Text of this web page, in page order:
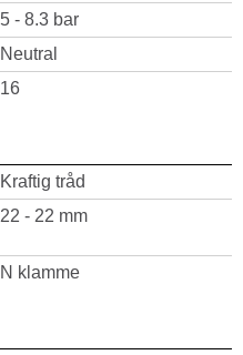
5 - 8.3 bar
Neutral
16
Kraftig tråd
22 - 22 mm
N klamme